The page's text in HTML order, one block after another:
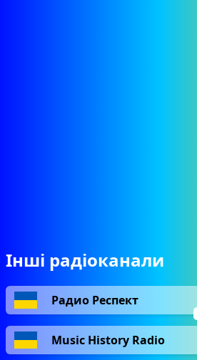
Інші радіоканали
Радио Респект
Music History Radio